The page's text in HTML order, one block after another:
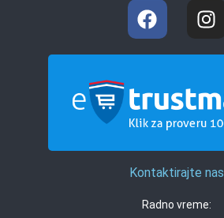
Kontaktirajte nas
Radno vreme: